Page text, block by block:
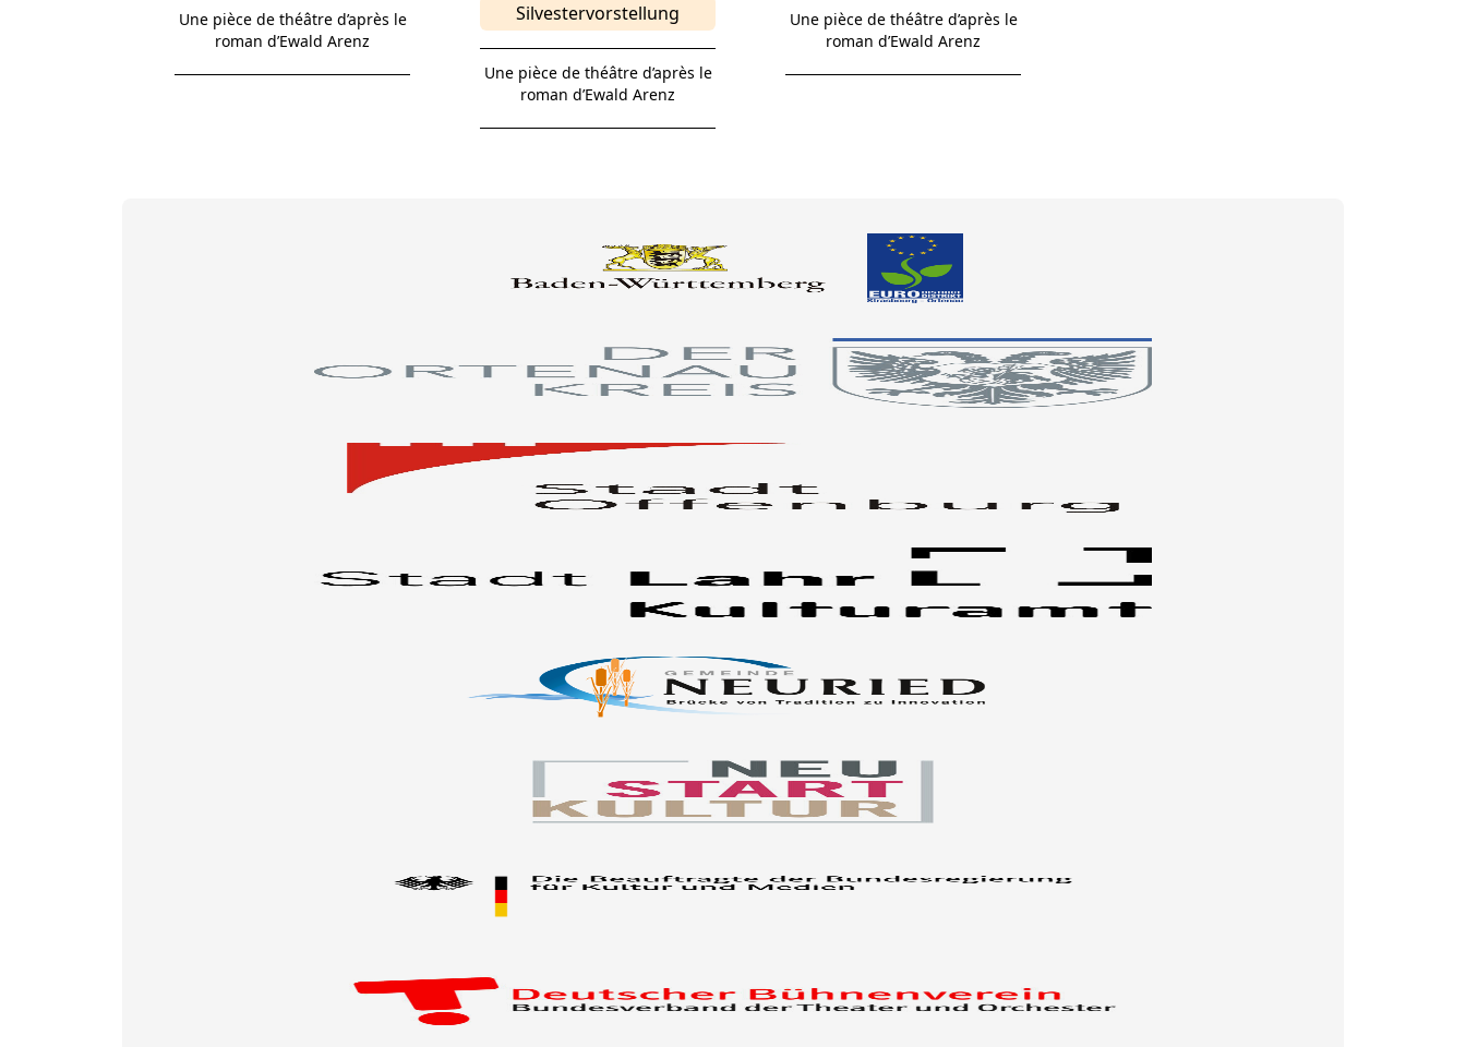
Une pièce de théâtre d’après le
roman d’Ewald Arenz
Silvestervorstellung
Une pièce de théâtre d’après le
roman d’Ewald Arenz
Une pièce de théâtre d’après le
roman d’Ewald Arenz